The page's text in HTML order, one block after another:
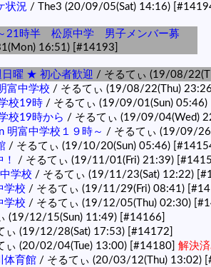
状況 / The3 (20/09/05(Sat) 14:16)
21時半 松原中学 男子メンバー募
16:51) [#14193]
曜 ★ 初心者歓迎 / そるてぃ (19/08/
富中学校 / そるてぃ (19/08/22(Thu)
校19時 / そるてぃ (19/09/01(Sun) 05:46)
校19時から / そるてぃ (19/09/04(Wed)
明富中学校１９時～ / そるてぃ (19/09/
/ そるてぃ (19/10/20(Sun) 05:46)
/ そるてぃ (19/11/01(Fri) 21:39)
学校 / そるてぃ (19/11/23(Sat) 12:22)
学校 / そるてぃ (19/11/29(Fri) 08:41)
学校 / そるてぃ (19/12/05(Thu) 02:30)
(19/12/15(Sun) 11:49) [#14166]
ぃ (19/12/28(Sat) 17:53) [#14172]
ぃ (20/02/04(Tue) 13:00) [#14180] 解決
体育館 / そるてぃ (20/03/12(Thu) 13:02)